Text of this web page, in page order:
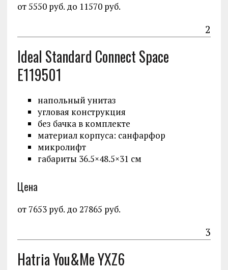
от 5550 руб. до 11570 руб.
2
Ideal Standard Connect Space
E119501
напольный унитаз
угловая конструкция
без бачка в комплекте
материал корпуса: санфарфор
микролифт
габариты 36.5×48.5×31 см
Цена
от 7653 руб. до 27865 руб.
3
Hatria You&Me YXZ6